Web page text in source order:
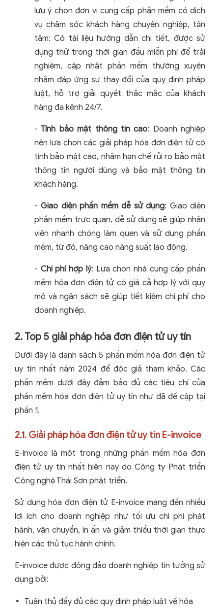
lưu ý chọn đơn vị cung cấp phần mềm có dịch
vụ chăm sóc khách hàng chuyên nghiệp, tận
tâm: Có tài liệu hướng dẫn chi tiết, được sử
dụng thử trong thời gian đầu miễn phí để trải
nghiệm, cập nhật phần mềm thường xuyên
nhằm đáp ứng sự thay đổi của quy định pháp
luật, hỗ trợ giải quyết thắc mắc của khách
hàng đa kênh 24/7.
- Tính bảo mật thông tin cao: Doanh nghiệp
nên lựa chọn các giải pháp hóa đơn điện tử có
tính bảo mật cao, nhằm hạn chế rủi ro bảo mật
thông tin người dùng và bảo mật thông tin
khách hàng.
-Giao diện phần mềm dễ sử dụng: Giao diện
phần mềm trực quan, dễ sử dụng sẽ giúp nhân
viên nhanh chóng làm quen và sử dụng phần
mềm, từ đó, nâng cao năng suất lao động.
- Chi phí hợp lý: Lựa chọn nhà cung cấp phần
mềm hóa đơn điện tử có giá cả hợp lý với quy
mô và ngân sách sẽ giúp tiết kiệm chi phí cho
doanh nghiệp.
2. Top 5 giải pháp hóa đơn điện tử uy tín
Dưới đây là danh sách 5 phần mềm hóa đơn điện tử
uy tín nhất năm 2024 để độc giả tham khảo. Các
phần mềm dưới đây đảm bảo đủ các tiêu chí của
phần mềm hóa đơn điện tử uy tín như đã đề cập tại
phần 1.
2.1. Giải pháp hóa đơn điện tử uy tín E-invoice
E-invoice là một trong những phần mềm hóa đơn
điện tử uy tín nhất hiện nay do Công ty Phát triển
Công nghệ Thái Sơn phát triển.
Sử dụng hóa đơn điện tử E-invoice mang đến nhiều
lợi ích cho doanh nghiệp như tối ưu chi phí phát
hành, vận chuyển, in ấn và giảm thiểu thời gian thực
hiện các thủ tục hành chính.
E-invoice được đông đảo doanh nghiệp tin tưởng sử
dụng bởi:
Tuân thủ đầy đủ các quy định pháp luật về hóa